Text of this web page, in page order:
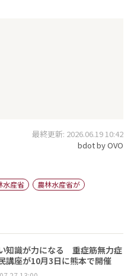
最終更新: 2026.06.19 10:42
bdot by OVO
水産省 農林水産省が
知識が力になる 重症筋無力症
講座が10月3日に熊本で開催